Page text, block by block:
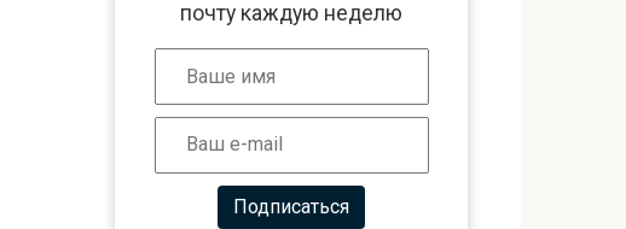
почту каждую неделю
Подписаться